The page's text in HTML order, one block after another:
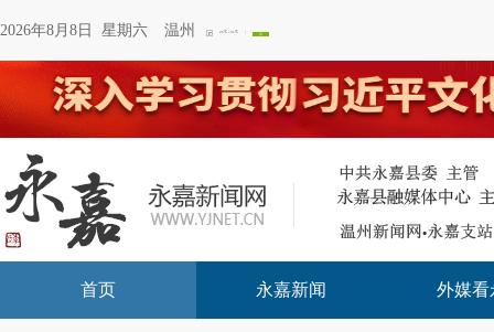
2026年8月8日 星期六 温州
首页 永嘉新闻 外媒看